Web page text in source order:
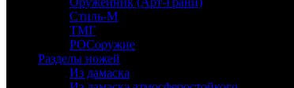
Стиль-М
ТМГ
РОСоружие
Разделы ножей
Из дамаска